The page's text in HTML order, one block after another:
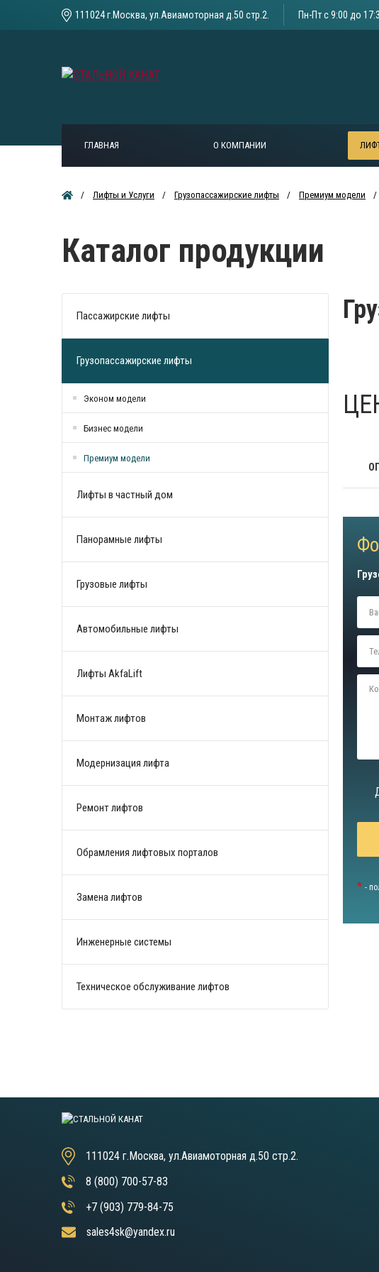
111024 г.Москва, ул.Авиамоторная д.50 стр.2. Пн-Пт с 9:00 до
ГЛАВНАЯ О КОМПАНИИ
Лифты и Услуги Грузопассажирские лифты Премиум модели
Каталог продукции
* -
Пассажирские лифты
Грузопассажирские лифты
Эконом модели
Бизнес модели
Премиум модели
Лифты в частный дом
Панорамные лифты
Грузовые лифты
Автомобильные лифты
Лифты AkfaLift
Монтаж лифтов
Модернизация лифта
Ремонт лифтов
Обрамления лифтовых порталов
Замена лифтов
Инженерные системы
Техническое обслуживание лифтов
111024 г.Москва, ул.Авиамоторная д.50 стр.2.
8 (800) 700-57-83
+7 (903) 779-84-75
sales4sk@yandex.ru